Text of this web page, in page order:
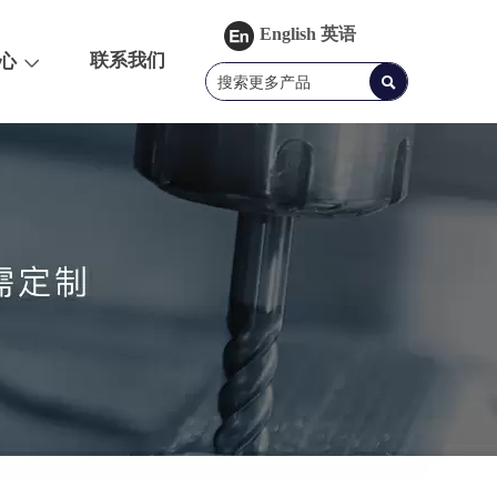
联系我们

English 英语